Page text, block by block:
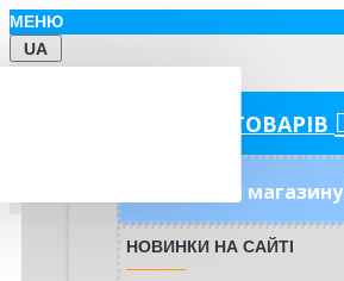
МЕНЮ
UA
КАТЕГОРІЇ ТОВАРІВ
Новинки магазину
НОВИНКИ НА САЙТІ